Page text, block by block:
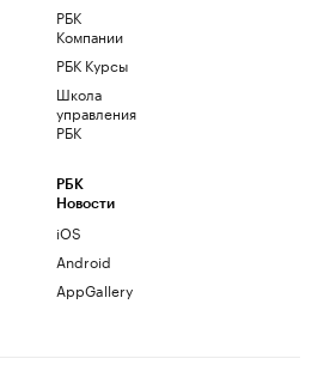
РБК
Компании
РБК Курсы
Школа
управления
РБК
РБК
Новости
iOS
Android
AppGallery